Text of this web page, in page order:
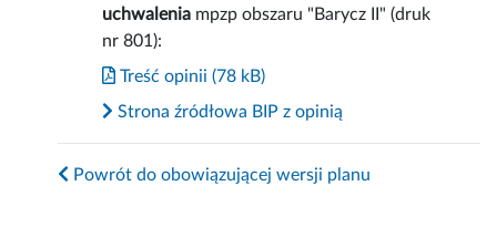
uchwalenia mpzp obszaru "Barycz II" (druk
nr 801):
Treść opinii (78 kB)
Strona źródłowa BIP z opinią
Powrót do obowiązującej wersji planu